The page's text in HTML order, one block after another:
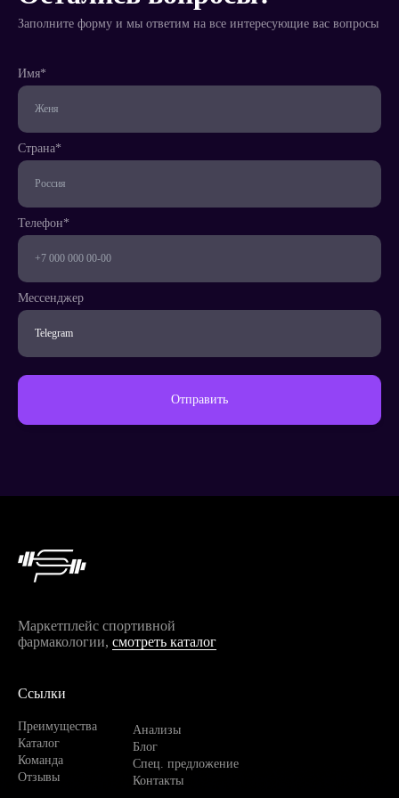
менеджеру
Телефон*
Заполните форму и мы ответим на все интересующие вас вопросы
Имя*
Страна*
Телефон*
Мессенджер
Отправить
Маркетплейс спортивной
фармакологии, смотреть каталог
Ссылки
Преимущества
Каталог
Команда
Отзывы
Анализы
Блог
Спец. предложение
Контакты